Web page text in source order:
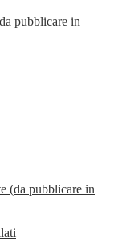
pubblicare in
(da pubblicare in